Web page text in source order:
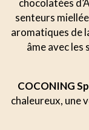
chocolatées
senteurs
aromatiques de
âme avec les
COCONING
chaleureux, une